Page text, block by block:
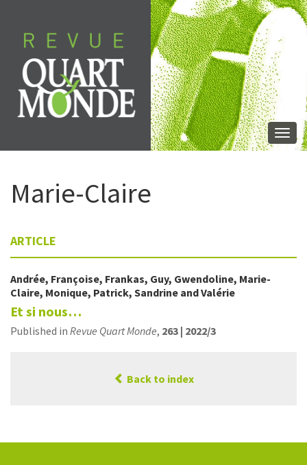
content
Marie-Claire
ARTICLE
Andrée, Françoise, Frankas, Guy, Gwendoline, Marie-
Claire, Monique, Patrick, Sandrine andValérie
Et si nous…
Published in Revue Quart Monde, 263 | 2022/3
Back to index